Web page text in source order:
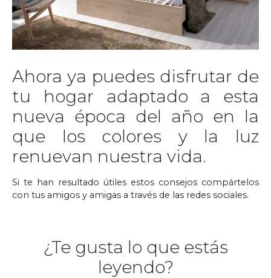
Ahora ya puedes disfrutar de
tu hogar adaptado a esta
nueva época del año en la
que los colores y la luz
renuevan nuestra vida.
Si te han resultado útiles estos consejos compártelos
con tus amigos y amigas a través de las redes sociales.
¿Te gusta lo que estás
leyendo?